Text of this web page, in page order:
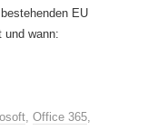
EU
und wann:
, Office 365,